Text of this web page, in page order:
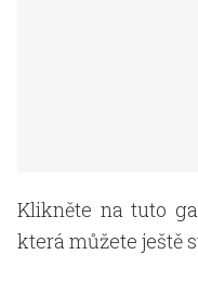
Klikněte na tuto
která můžete ještě